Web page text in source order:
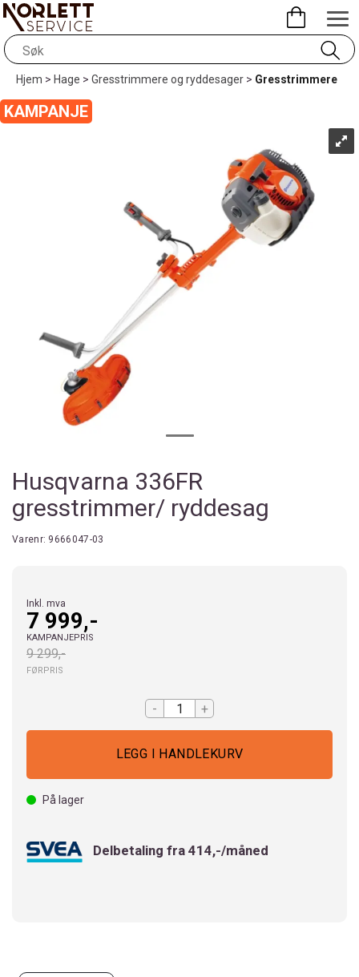
Hjem>Hage>Gresstrimmere og ryddesager>Gresstrimmere
Husqvarna 336FR
gresstrimmer/ ryddesag
Varenr: 9666047-03
Inkl. mva
7 999,-
KAMPANJEPRIS
9 299,-
FØRPRIS
- +
På lager
Delbetaling fra 414,-/måned